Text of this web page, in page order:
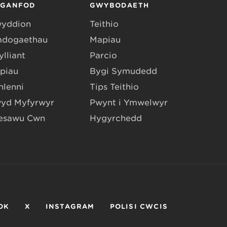
Myfyrwyr
Cŵn
GWYBODAETH
Teithio
Mapiau
Parcio
Bygi Symudedd
Tips Teithio
Pwynt i Ymwelwyr
Hygyrchedd
X INSTAGRAM POLISI CWCIS